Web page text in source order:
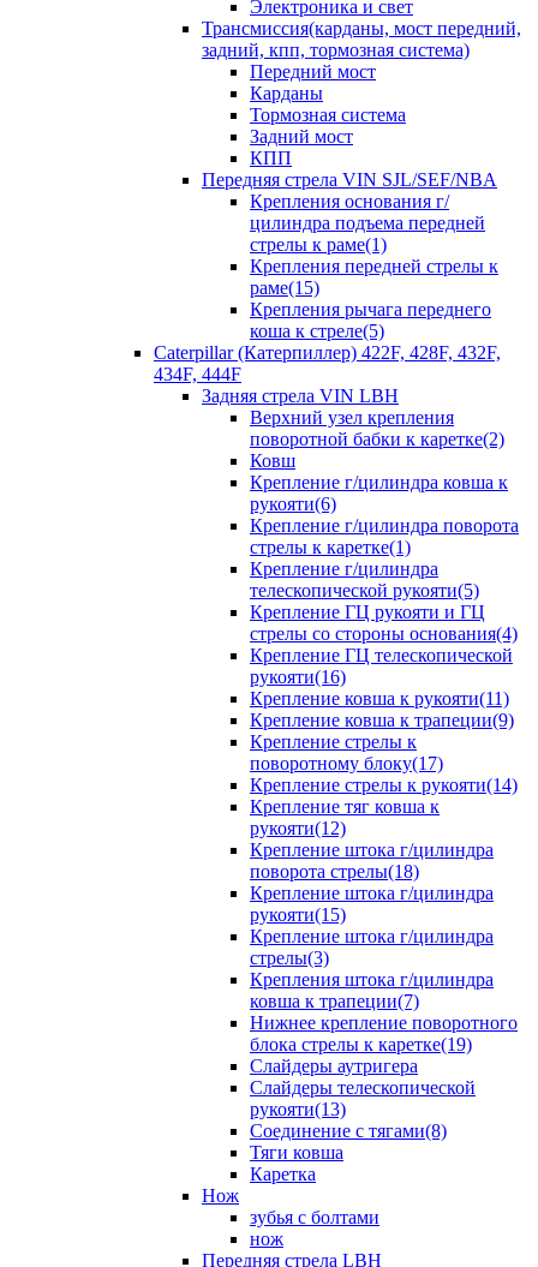
Электроника и свет
Трансмиссия(карданы, мост передний,
задний, кпп, тормозная система)
Передний мост
Карданы
Тормозная система
Задний мост
КПП
Передняя стрела VIN SJL/SEF/NBA
Крепления основания г/
цилиндра подъема передней
стрелы к раме(1)
Крепления передней стрелы к
раме(15)
Крепления рычага переднего
коша к стреле(5)
Caterpillar (Катерпиллер) 422F, 428F, 432F,
434F, 444F
Задняя стрела VIN LBH
Верхний узел крепления
поворотной бабки к каретке(2)
Ковш
Крепление г/цилиндра ковша к
рукояти(6)
Крепление г/цилиндра поворота
стрелы к каретке(1)
Крепление г/цилиндра
телескопической рукояти(5)
Крепление ГЦ рукояти и ГЦ
стрелы со стороны основания(4)
Крепление ГЦ телескопической
рукояти(16)
Крепление ковша к рукояти(11)
Крепление ковша к трапеции(9)
Крепление стрелы к
поворотному блоку(17)
Крепление стрелы к рукояти(14)
Крепление тяг ковша к
рукояти(12)
Крепление штока г/цилиндра
поворота стрелы(18)
Крепление штока г/цилиндра
рукояти(15)
Крепление штока г/цилиндра
стрелы(3)
Крепления штока г/цилиндра
ковша к трапеции(7)
Нижнее крепление поворотного
блока стрелы к каретке(19)
Слайдеры аутригера
Слайдеры телескопической
рукояти(13)
Соединение с тягами(8)
Тяги ковша
Каретка
Нож
зубья с болтами
нож
Передняя стрела LBH